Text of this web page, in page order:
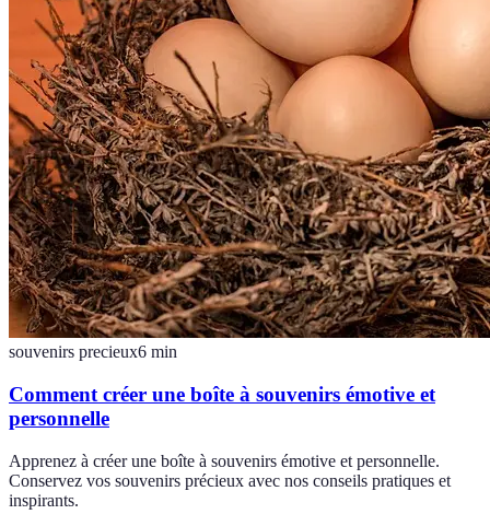
souvenirs precieux6 min
Comment créer une boîte à souvenirs émotive et
personnelle
Apprenez à créer une boîte à souvenirs émotive et personnelle.
Conservez vos souvenirs précieux avec nos conseils pratiques et
inspirants.